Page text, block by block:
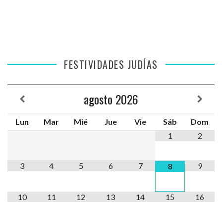
FESTIVIDADES JUDÍAS
agosto 2026
Lun Mar Mié Jue Vie Sáb
Dom
1
2
3 4 5 6 7 8 9
10 11 12 13 14 15 16